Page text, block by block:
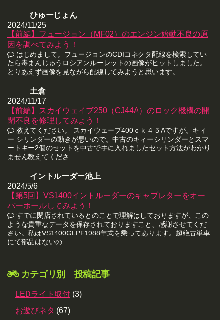
ひゅーじょん
2024/11/25
【前編】フュージョン（MF02）のエンジン始動不良の原
因を調べてみよう！
はじめまして。フュージョンのCDIコネクタ配線を検索してい
たら毒まんじゅうロシアンルーレットの画像がヒットしました。
とりあえず画像を見ながら配線してみようと思います。
土倉
2024/11/17
【前編】スカイウェイブ250（CJ44A）のロック機構の開
閉不良を修理してみよう！
教えてください。 スカイウェーブ400ｃｋ４５Aですが。キィ
ー シリンダーの動きが悪いので。中古のキィーシリンダーとスマ
ートキー2個のセットを中古で手に入れましたセット方法がわかり
ません教えてくださ...
イントルーダー池上
2024/5/6
【第5回】VS1400イントルーダーのキャブレターをオー
バーホールしてみよう！
すでに閉店されているとのことで理解はしておりますが、この
ような貴重なデータを保存されておりますこと、感謝させてくだ
さい。私はVS1400GLPF1988年式を乗ってあります。超絶古単車
にて部品はないの...
カテゴリ別 投稿記事
LEDライト取付 (3)
お遊びネタ (67)